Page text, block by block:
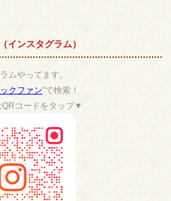
インスタグラム）
ムやってます。
クファン”で検索！
コードをタップ▼